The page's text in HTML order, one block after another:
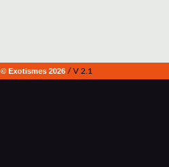
© Exotismes 2026/ V 2.1